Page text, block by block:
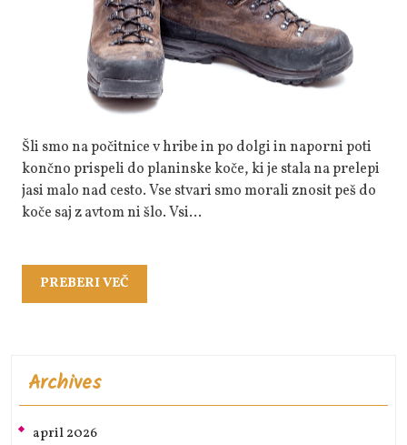
MANJKAT
Šli smo na počitnice v hribe in po dolgi in naporni poti
končno prispeli do planinske koče, ki je stala na prelepi
jasi malo nad cesto. Vse stvari smo morali znosit peš do
koče saj z avtom ni šlo. Vsi…
PREBERI VEČ
VEČ
Archives
april 2026